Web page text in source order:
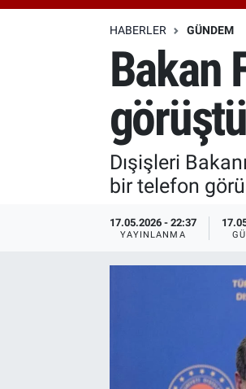
HABERLER GÜNDEM
Bakan
görüştü
Dışişleri
bir telefon
17.05.2026 - 22:37
YAYINLANMA
Özel Haberler
Özel Haberler
Erişim Bilgileri
Haber Arşivi